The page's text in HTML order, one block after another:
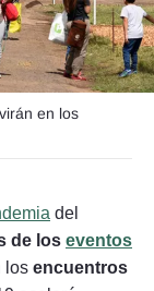
en los
del
de los eventos
los encuentros